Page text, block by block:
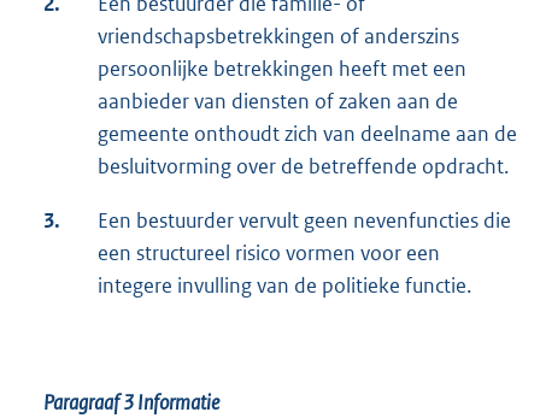
vriendschapsbetrekkingen of anderszins
persoonlijke betrekkingen heeft met een
aanbieder van diensten of zaken aan de
gemeente onthoudt zich van deelname aan de
besluitvorming over de betreffende opdracht.
3.
Een bestuurder vervult geen nevenfuncties die
een structureel risico vormen voor een
integere invulling van de politieke functie.
Paragraaf 3Informatie